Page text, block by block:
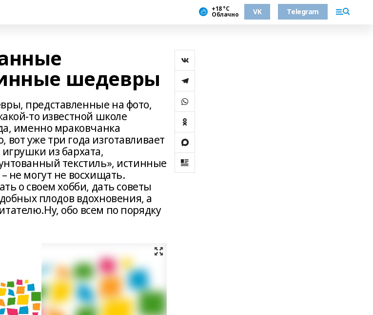
+18 °С
Облачно VK Telegram
шедевры
представленные на фото,
то известной школе
именно мраковчанка
уже три года изготавливает
из бархата,
текстиль», истинные
не могут не восхищать.
о своем хобби, дать советы
плодов вдохновения, а
обо всем по порядку